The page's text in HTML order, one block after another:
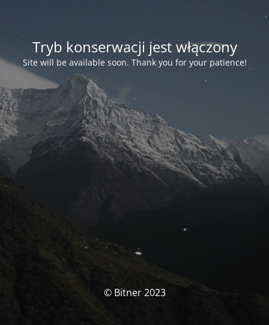
Tryb konserwacji jest włączony
Site will be available soon. Thank you for your patience!
© Bitner 2023